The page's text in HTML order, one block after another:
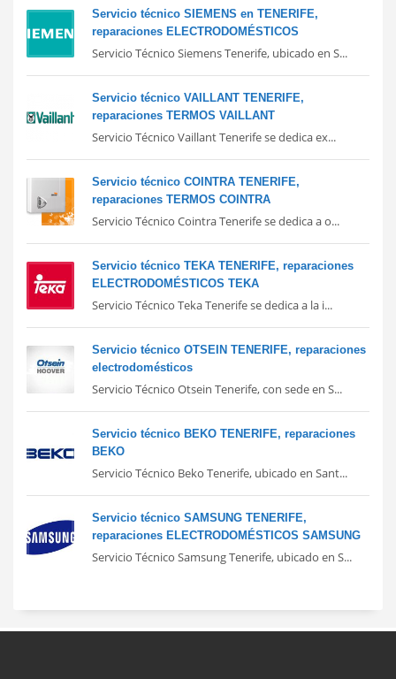
Servicio técnico SIEMENS en TENERIFE,
reparaciones ELECTRODOMÉSTICOS
Servicio Técnico Siemens Tenerife, ubicado en S...
Servicio técnico VAILLANT TENERIFE,
reparaciones TERMOS VAILLANT
Servicio Técnico Vaillant Tenerife se dedica ex...
Servicio técnico COINTRA TENERIFE,
reparaciones TERMOS COINTRA
Servicio Técnico Cointra Tenerife se dedica a o...
Servicio técnico TEKA TENERIFE, reparaciones
ELECTRODOMÉSTICOS TEKA
Servicio Técnico Teka Tenerife se dedica a la i...
Servicio técnico OTSEIN TENERIFE, reparaciones
electrodomésticos
Servicio Técnico Otsein Tenerife, con sede en S...
Servicio técnico BEKO TENERIFE, reparaciones
BEKO
Servicio Técnico Beko Tenerife, ubicado en Sant...
Servicio técnico SAMSUNG TENERIFE,
reparaciones ELECTRODOMÉSTICOS SAMSUNG
Servicio Técnico Samsung Tenerife, ubicado en S...